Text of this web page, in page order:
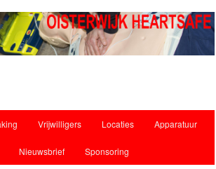
inhoudinhoudVrijwilligers Locaties Apparatuur
Nieuwsbrief Sponsoring